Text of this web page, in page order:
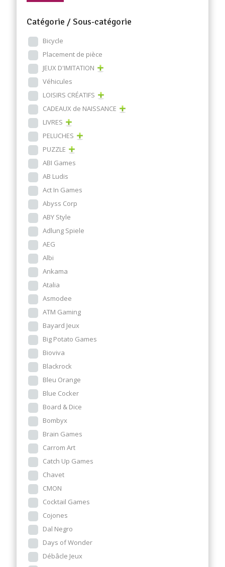
Catégorie / Sous-catégorie
Bicycle
Placement de pièce
JEUX D'IMITATION
Véhicules
LOISIRS CRÉATIFS
CADEAUX de NAISSANCE
LIVRES
PELUCHES
PUZZLE
ABI Games
AB Ludis
Act In Games
Abyss Corp
ABY Style
Adlung Spiele
AEG
Albi
Ankama
Atalia
Asmodee
ATM Gaming
Bayard Jeux
Big Potato Games
Bioviva
Blackrock
Bleu Orange
Blue Cocker
Board & Dice
Bombyx
Brain Games
Carrom Art
Catch Up Games
Chavet
CMON
Cocktail Games
Cojones
Dal Negro
Days of Wonder
Débâcle Jeux